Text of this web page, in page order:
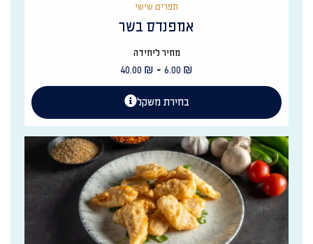
תפריט שישי
אמפנדס בשר
מחיר ליחידה
6.00 ₪
-
40.00 ₪
בחירת משקל